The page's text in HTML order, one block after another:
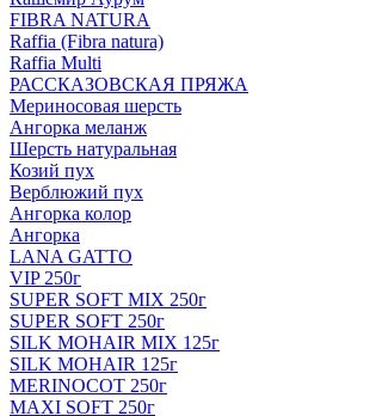
FIBRA NATURA
Raffia (Fibra natura)
Raffia Multi
РАССКАЗОВСКАЯ ПРЯЖА
Мериносовая шерсть
Ангорка меланж
Шерсть натуральная
Козий пух
Верблюжий пух
Ангорка колор
Ангорка
LANA GATTO
VIP 250г
SUPER SOFT MIX 250г
SUPER SOFT 250г
SILK MOHAIR MIX 125г
SILK MOHAIR 125г
MERINOCOT 250г
MAXI SOFT 250г